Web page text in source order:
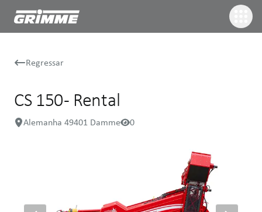
Regressar
CS 150 - Rental
Alemanha 49401 Damme 0